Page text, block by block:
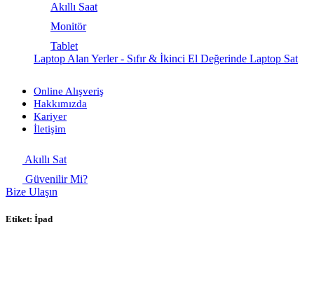
Akıllı Saat
Monitör
Tablet
Laptop Alan Yerler - Sıfır & İkinci El Değerinde Laptop Sat
Online Alışveriş
Hakkımızda
Kariyer
İletişim
Akıllı Sat
Güvenilir Mi?
Bize Ulaşın
Etiket: İpad